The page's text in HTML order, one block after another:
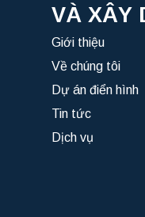
VÀ XÂY
Giới thiệu
Về chúng tôi
Dự án điển hình
Tin tức
Dịch vụ